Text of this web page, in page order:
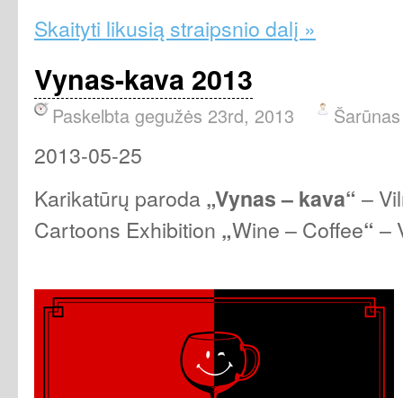
Skaityti likusią straipsnio dalį »
Vynas-kava 2013
Paskelbta gegužės 23rd, 2013 Šarūnas
2013-05-25
Karikatūrų paroda „Vynas – kava“ –
Cartoons Exhibition „Wine – Coffee“ –